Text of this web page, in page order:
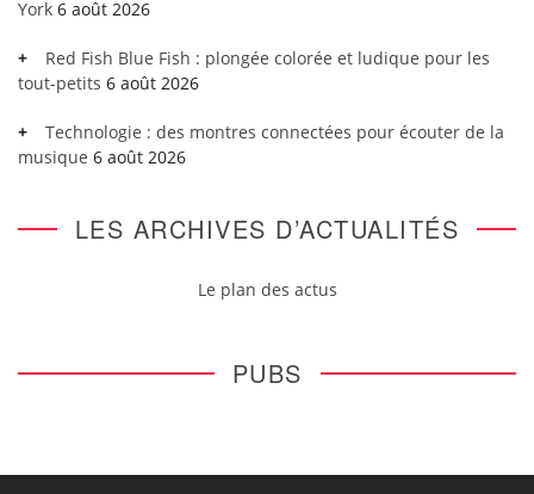
York 6 août 2026
Red Fish Blue Fish : plongée colorée et ludique pour les
tout-petits 6 août 2026
Technologie : des montres connectées pour écouter de la
musique 6 août 2026
LES ARCHIVES D’ACTUALITÉS
Le plan des actus
PUBS